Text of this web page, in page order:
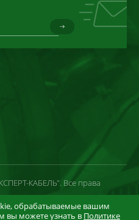
КАБЕЛЬ". Все права
обрабатываемые вашим
вы можете узнать в Политике